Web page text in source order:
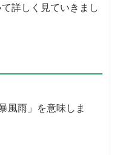
詳しく見ていきまし
風雨」を意味しま